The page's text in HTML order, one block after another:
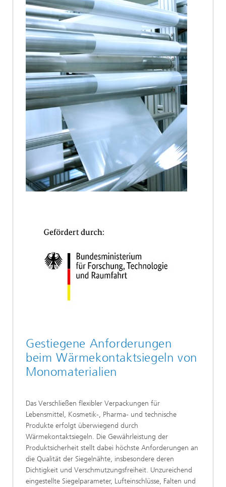
Gestiegene Anforderungen
beim Wärmekontaktsiegeln von
Monomaterialien
Das Verschließen flexibler Verpackungen für
Lebensmittel, Kosmetik-, Pharma- und technische
Produkte erfolgt überwiegend durch
Wärmekontaktsiegeln. Die Gewährleistung der
Produktsicherheit stellt dabei höchste Anforderungen an
die Qualität der Siegelnähte, insbesondere deren
Dichtigkeit und Verschmutzungsfreiheit. Unzureichend
eingestellte Siegelparameter, Lufteinschlüsse, Falten und